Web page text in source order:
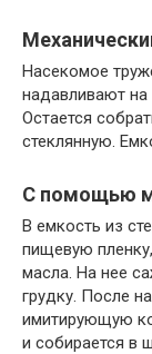
Насекомое
надавливают на
Остается
стеклянную.
С помощью
В емкость из
пищевую
масла. На нее
грудку. После
имитирующую
и собирается в